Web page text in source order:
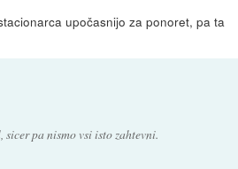
upočasnijo za ponoret, pa ta
sicer pa nismo vsi isto zahtevni.